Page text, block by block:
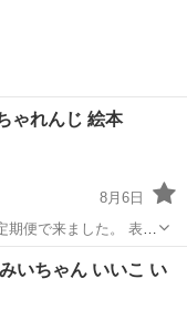
ゃれんじ 絵本
8月6日
期便で来ました。 表紙
いちゃん いいこ い